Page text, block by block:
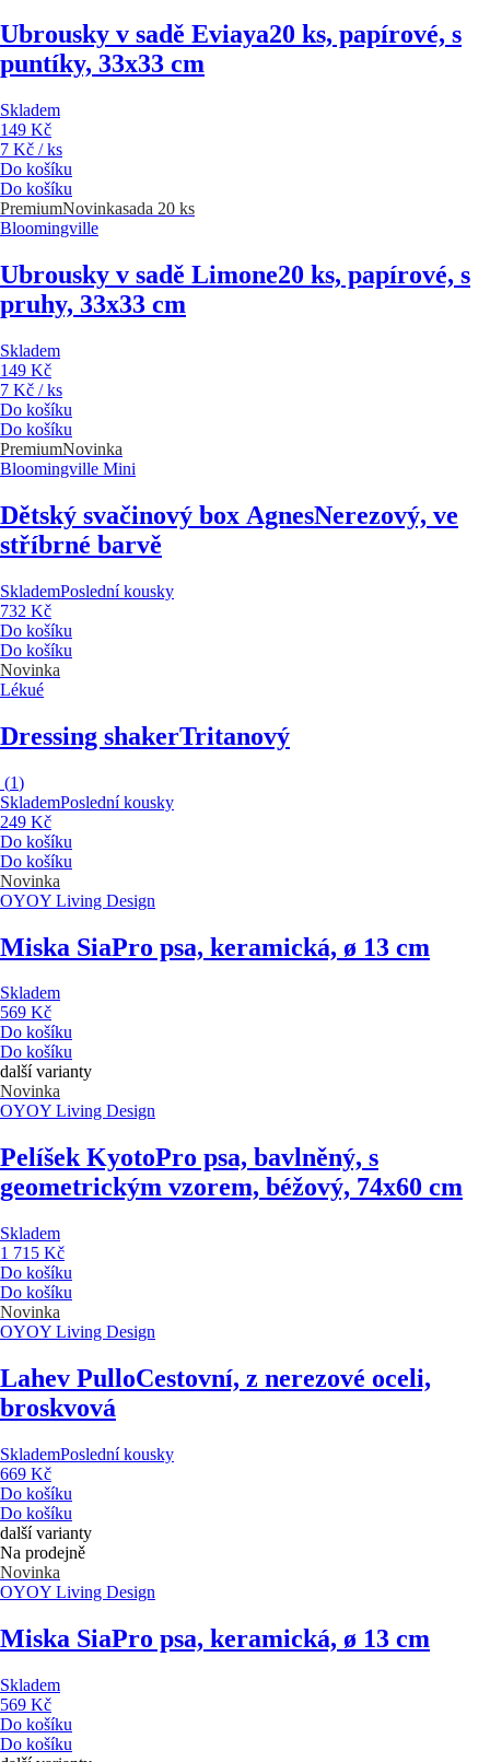
Ubrousky v sadě Eviaya20 ks, papírové, s
puntíky, 33x33 cm
Skladem
149 Kč
7 Kč / ks
Do košíku
Do košíku
PremiumNovinkasada 20 ks
Bloomingville
Ubrousky v sadě Limone20 ks, papírové, s
pruhy, 33x33 cm
Skladem
149 Kč
7 Kč / ks
Do košíku
Do košíku
PremiumNovinka
Bloomingville Mini
Dětský svačinový box AgnesNerezový, ve
stříbrné barvě
SklademPoslední kousky
732 Kč
Do košíku
Do košíku
Novinka
Lékué
Dressing shakerTritanový
(1)
SklademPoslední kousky
249 Kč
Do košíku
Do košíku
Novinka
OYOY Living Design
Miska SiaPro psa, keramická, ø 13 cm
Skladem
569 Kč
Do košíku
Do košíku
další varianty
Novinka
OYOY Living Design
Pelíšek KyotoPro psa, bavlněný, s
geometrickým vzorem, béžový, 74x60 cm
Skladem
1 715 Kč
Do košíku
Do košíku
Novinka
OYOY Living Design
Lahev PulloCestovní, z nerezové oceli,
broskvová
SklademPoslední kousky
669 Kč
Do košíku
Do košíku
další varianty
Na prodejně
Novinka
OYOY Living Design
Miska SiaPro psa, keramická, ø 13 cm
Skladem
569 Kč
Do košíku
Do košíku